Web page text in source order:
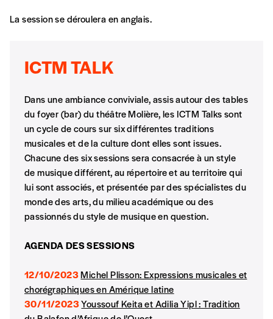
Les mots de passe ne correspondent pas
*champs obligatoires
financièrement à tout moment, même après
n’est pas indispensable. Il marque votre
volonté de soutenir nos activités.
NOS
FORMULES
Abonnement
20€*/an
La session se déroulera en anglais.
ICTM TALK
Dans une ambiance conviviale, assis autour des tables
du foyer (bar) du théâtre Molière, les ICTM Talks sont
un cycle de cours sur six différentes traditions
musicales et de la culture dont elles sont issues.
Chacune des six sessions sera consacrée à un style
de musique différent, au répertoire et au territoire qui
lui sont associés, et présentée par des spécialistes du
monde des arts, du milieu académique ou des
passionnés du style de musique en question.
AGENDA DES SESSIONS
12/10/2023Michel Plisson: Expressions musicales et
chorégraphiques en Amérique latine
30/11/2023Youssouf Keita et Adilia Yipl : Tradition